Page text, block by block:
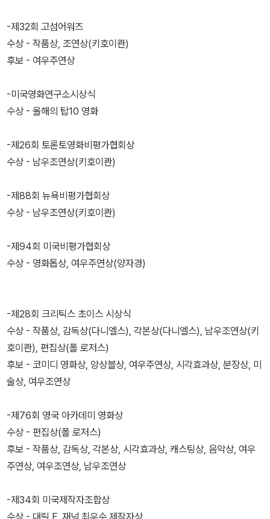
-제32회 고섬어워즈
수상 - 작품상, 조연상(키호이콴)
후보 - 여우주연상
-미국영화연구소시상식
수상 - 올해의 탑10 영화
-제26회 토론토영화비평가협회상
수상 - 남우조연상(키호이콴)
-제88회 뉴욕비평가협회상
수상 - 남우조연상(키호이콴)
-제94회 미국비평가협회상
수상 - 영화톱상, 여우주연상(양자경)
-제28회 크리틱스 초이스 시상식
수상 - 작품상, 감독상(다니엘스), 각본상(다니엘스), 남우조연상(키
호이콴), 편집상(폴 로저스)
후보 - 코미디 영화상, 앙상블상, 여우주연상, 시각효과상, 분장상, 미
술상, 여우조연상
-제76회 영국 아카데미 영화상
수상 - 편집상(폴 로저스)
후보 - 작품상, 감독상, 각본상, 시각효과상, 캐스팅상, 음악상, 여우
주연상, 여우조연상, 남우조연상
-제34회 미국제작자조합상